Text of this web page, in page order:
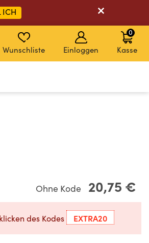
ICH
Wunschliste Einloggen Kasse
0
Ohne Kode 20,75 €
des Kodes EXTRA20